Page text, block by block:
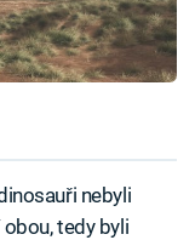
nebyli
tedy byli